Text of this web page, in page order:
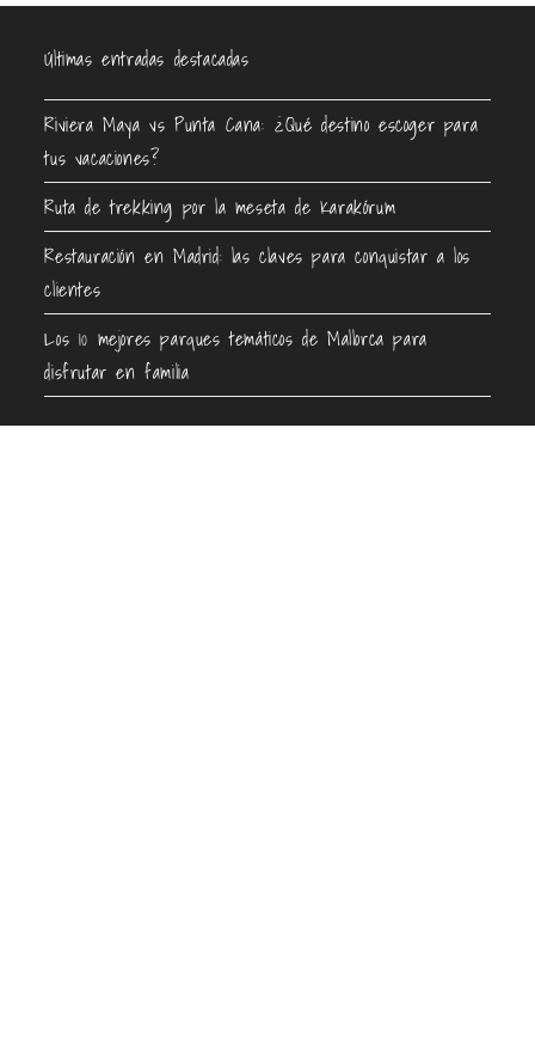
Últimas entradas destacadas
Riviera Maya vs Punta Cana: ¿Qué destino escoger para
tus vacaciones?
Ruta de trekking por la meseta de Karakórum
Restauración en Madrid: las claves para conquistar a los
clientes
Los 10 mejores parques temáticos de Mallorca para
disfrutar en familia